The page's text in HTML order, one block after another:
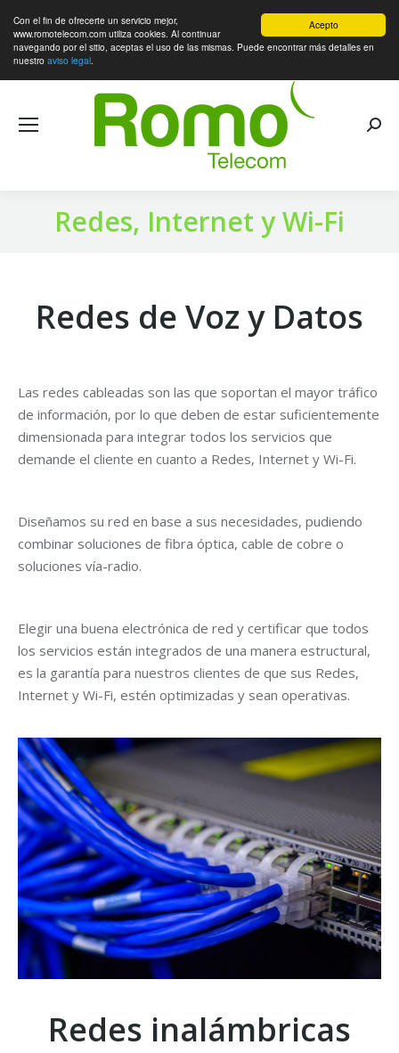
Acepto
Con el fin de ofrecerte un servicio mejor,
www.romotelecom.com utiliza cookies. Al continuar
navegando por el sitio, aceptas el uso de las mismas. Puede encontrar más detalles en
nuestro aviso legal.
Redes, Internet y Wi-Fi
Redes de Voz y Datos
Las redes cableadas son las que soportan el mayor tráfico
de información, por lo que deben de estar suficientemente
dimensionada para integrar todos los servicios que
demande el cliente en cuanto a Redes, Internet y Wi-Fi.
Diseñamos su red en base a sus necesidades, pudiendo
combinar soluciones de fibra óptica, cable de cobre o
soluciones vía-radio.
Elegir una buena electrónica de red y certificar que todos
los servicios están integrados de una manera estructural,
es la garantía para nuestros clientes de que sus Redes,
Internet y Wi-Fi, estén optimizadas y sean operativas.
Redes inalámbricas